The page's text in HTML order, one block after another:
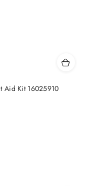
Aid Kit 16025910